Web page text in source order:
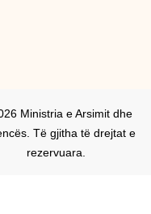
Ministria e Arsimit dhe
Të gjitha të drejtat e
rezervuara.